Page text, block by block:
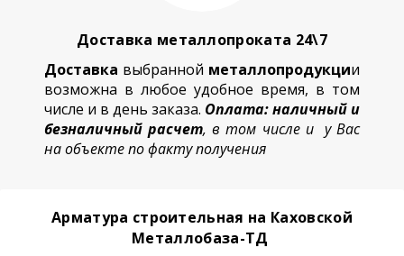
Доставка металлопроката 24\7
Доставка выбранной металлопродукции
возможна в любое удобное время, в том
числе и в день заказа. Оплата: наличный и
безналичный расчет, в том числе и у Вас
на объекте по факту получения
Арматура строительная на Каховской
Металлобаза-ТД